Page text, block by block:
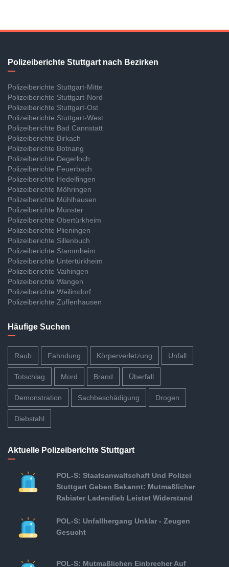
Polizeiberichte Stuttgart nach Bezirken
Polizeiberichte Stuttgart-Mitte
Polizeiberichte Stuttgart-Nord
Polizeiberichte Stuttgart-Ost
Polizeiberichte Stuttgart-West
Polizeiberichte Bad Cannstatt
Polizeiberichte Birkach
Polizeiberichte Botnang
Polizeiberichte Degerloch
Polizeiberichte Feuerbach
Polizeiberichte Hedelfingen
Polizeiberichte Möhringen
Polizeiberichte Mühlhausen
Polizeiberichte Münster
Polizeiberichte Obertürkheim
Polizeiberichte Plieningen
Polizeiberichte Sillenbuch
Polizeiberichte Stammheim
Polizeiberichte Untertürkheim
Polizeiberichte Vaihingen
Polizeiberichte Wangen
Polizeiberichte Weilimdorf
Polizeiberichte Zuffenhausen
Häufige Suchen
Raub Fahndung Körperverletzung Unfall
Totschlag Mord Brand Überfall
Demonstration Sachbeschädigung Drogen
Diebstahl
Aktuelle Polizeiberichte Stuttgart
POL-S: Staatsanwaltschaft Und Polizei
Stuttgart Geben Bekannt: Mutmaßlicher
Rabiater Ladendieb Leistet Widerstand
POL-S: Unfallhergang Unklar - Zeugen
Gesucht
POL-S: Mutmaßlichen Einbrecher Auf